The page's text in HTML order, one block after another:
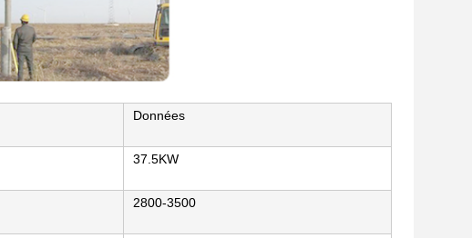
Données
37.5KW
2800-3500